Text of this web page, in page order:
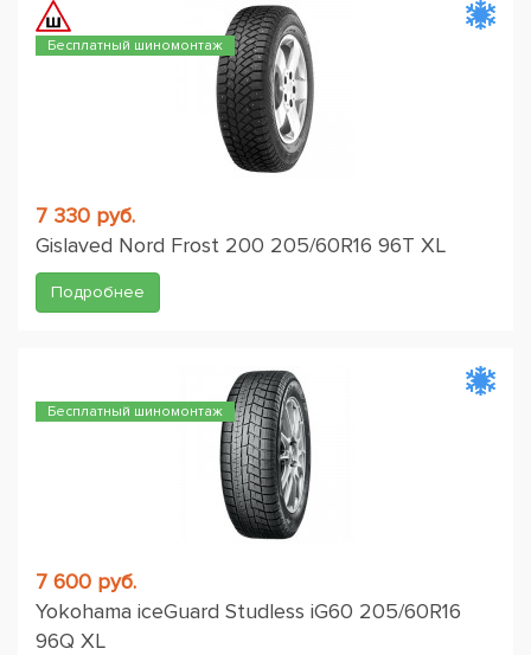
Бесплатный шиномонтаж
7 330 руб.
Gislaved Nord Frost 200 205/60R16 96T XL
Подробнее
Бесплатный шиномонтаж
7 600 руб.
Yokohama iceGuard Studless iG60 205/60R16
96Q XL